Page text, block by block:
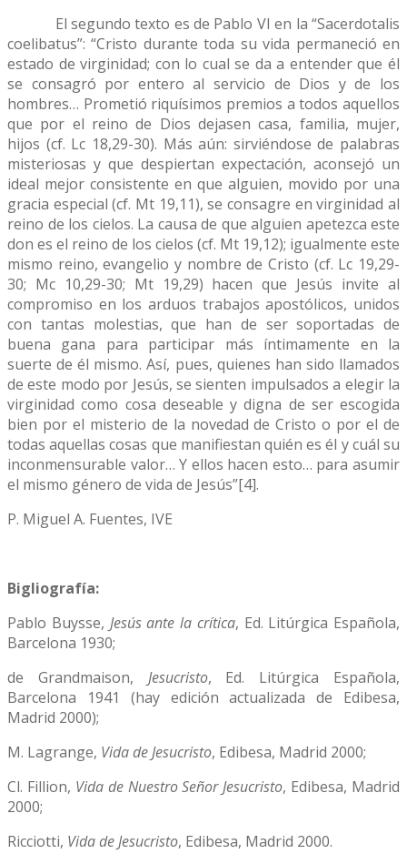
El segundo texto es de Pablo VI en la “Sacerdotalis
coelibatus”: “Cristo durante toda su vida permaneció en
estado de virginidad; con lo cual se da a entender que él
se consagró por entero al servicio de Dios y de los
hombres… Prometió riquísimos premios a todos aquellos
que por el reino de Dios dejasen casa, familia, mujer,
hijos (cf. Lc 18,29-30). Más aún: sirviéndose de palabras
misteriosas y que despiertan expectación, aconsejó un
ideal mejor consistente en que alguien, movido por una
gracia especial (cf. Mt 19,11), se consagre en virginidad al
reino de los cielos. La causa de que alguien apetezca este
don es el reino de los cielos (cf. Mt 19,12); igualmente este
mismo reino, evangelio y nombre de Cristo (cf. Lc 19,29-
30; Mc 10,29-30; Mt 19,29) hacen que Jesús invite al
compromiso en los arduos trabajos apostólicos, unidos
con tantas molestias, que han de ser soportadas de
buena gana para participar más íntimamente en la
suerte de él mismo. Así, pues, quienes han sido llamados
de este modo por Jesús, se sienten impulsados a elegir la
virginidad como cosa deseable y digna de ser escogida
bien por el misterio de la novedad de Cristo o por el de
todas aquellas cosas que manifiestan quién es él y cuál su
inconmensurable valor… Y ellos hacen esto… para asumir
el mismo género de vida de Jesús”[4].
P. Miguel A. Fuentes, IVE
Bigliografía:
Pablo Buysse, Jesús ante la crítica, Ed. Litúrgica Española,
Barcelona 1930;
de Grandmaison, Jesucristo, Ed. Litúrgica Española,
Barcelona 1941 (hay edición actualizada de Edibesa,
Madrid 2000);
M. Lagrange, Vida de Jesucristo, Edibesa, Madrid 2000;
Cl. Fillion, Vida de Nuestro Señor Jesucristo, Edibesa, Madrid
2000;
Ricciotti, Vida de Jesucristo, Edibesa, Madrid 2000.